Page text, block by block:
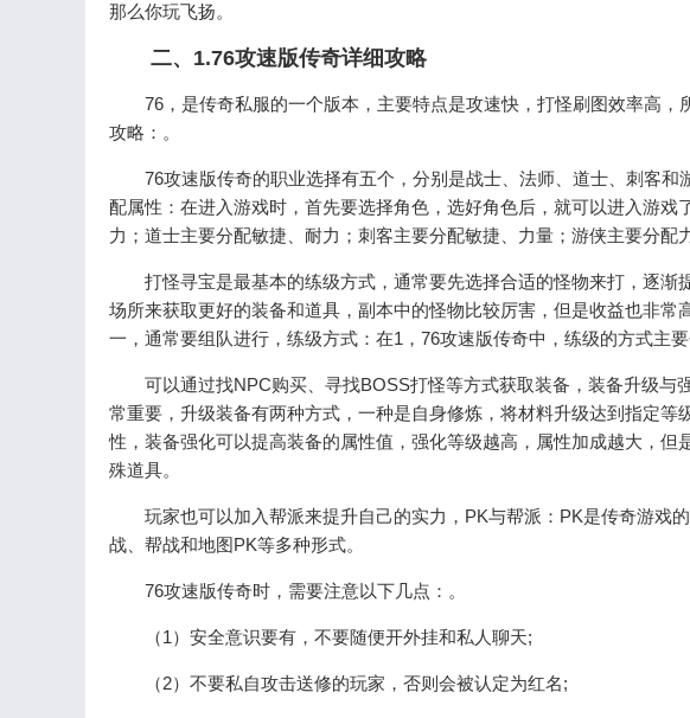
那么你玩飞扬。
二、1.76攻速版传奇详细攻略
76，是传奇私服的一个版本，主要特点是攻速快，打怪刷图效率高
攻略：。
76攻速版传奇的职业选择有五个，分别是战士、法师、道士、刺客
配属性：在进入游戏时，首先要选择角色，选好角色后，就可以进入游
力；道士主要分配敏捷、耐力；刺客主要分配敏捷、力量；游侠主要分配
打怪寻宝是最基本的练级方式，通常要先选择合适的怪物来打，逐
场所来获取更好的装备和道具，副本中的怪物比较厉害，但是收益也非
一，通常要组队进行，练级方式：在1，76攻速版传奇中，练级的方式主要
可以通过找NPC购买、寻找BOSS打怪等方式获取装备，装备升级与
常重要，升级装备有两种方式，一种是自身修炼，将材料升级达到指定
性，装备强化可以提高装备的属性值，强化等级越高，属性加成越大，
殊道具。
玩家也可以加入帮派来提升自己的实力，PK与帮派：PK是传奇游戏
战、帮战和地图PK等多种形式。
76攻速版传奇时，需要注意以下几点：。
（1）安全意识要有，不要随便开外挂和私人聊天;
（2）不要私自攻击送修的玩家，否则会被认定为红名;